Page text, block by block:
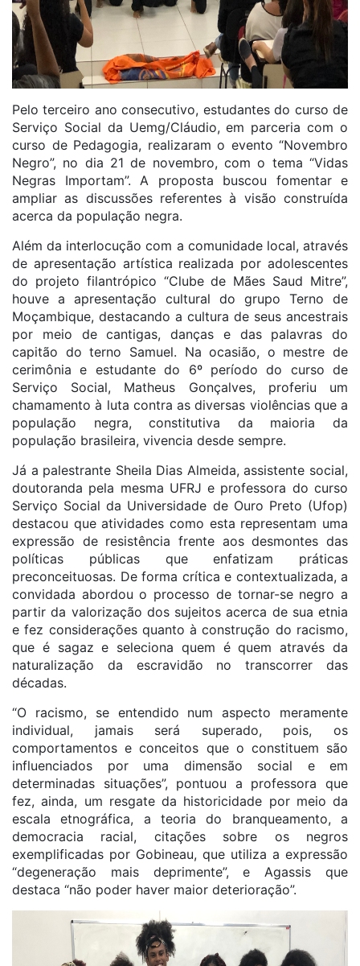
Pelo terceiro ano consecutivo, estudantes do curso de
Serviço Social da Uemg/Cláudio, em parceria com o
curso de Pedagogia, realizaram o evento “Novembro
Negro”, no dia 21 de novembro, com o tema “Vidas
Negras Importam”. A proposta buscou fomentar e
ampliar as discussões referentes à visão construída
acerca da população negra.
Além da interlocução com a comunidade local, através
de apresentação artística realizada por adolescentes
do projeto filantrópico “Clube de Mães Saud Mitre”,
houve a apresentação cultural do grupo Terno de
Moçambique, destacando a cultura de seus ancestrais
por meio de cantigas, danças e das palavras do
capitão do terno Samuel. Na ocasião, o mestre de
cerimônia e estudante do 6º período do curso de
Serviço Social, Matheus Gonçalves, proferiu um
chamamento à luta contra as diversas violências que a
população negra, constitutiva da maioria da
população brasileira, vivencia desde sempre.
Já a palestrante Sheila Dias Almeida, assistente social,
doutoranda pela mesma UFRJ e professora do curso
Serviço Social da Universidade de Ouro Preto (Ufop)
destacou que atividades como esta representam uma
expressão de resistência frente aos desmontes das
políticas públicas que enfatizam práticas
preconceituosas. De forma crítica e contextualizada, a
convidada abordou o processo de tornar-se negro a
partir da valorização dos sujeitos acerca de sua etnia
e fez considerações quanto à construção do racismo,
que é sagaz e seleciona quem é quem através da
naturalização da escravidão no transcorrer das
décadas.
“O racismo, se entendido num aspecto meramente
individual, jamais será superado, pois, os
comportamentos e conceitos que o constituem são
influenciados por uma dimensão social e em
determinadas situações”, pontuou a professora que
fez, ainda, um resgate da historicidade por meio da
escala etnográfica, a teoria do branqueamento, a
democracia racial, citações sobre os negros
exemplificadas por Gobineau, que utiliza a expressão
“degeneração mais deprimente”, e Agassis que
destaca “não poder haver maior deterioração”.